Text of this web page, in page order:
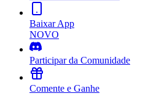
Baixar App
NOVO
Participar da Comunidade
Comente e Ganhe